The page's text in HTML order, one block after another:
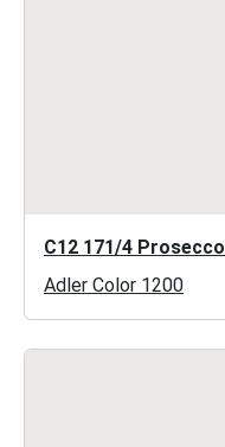
C12 171/4 Prosecco
Adler Color 1200